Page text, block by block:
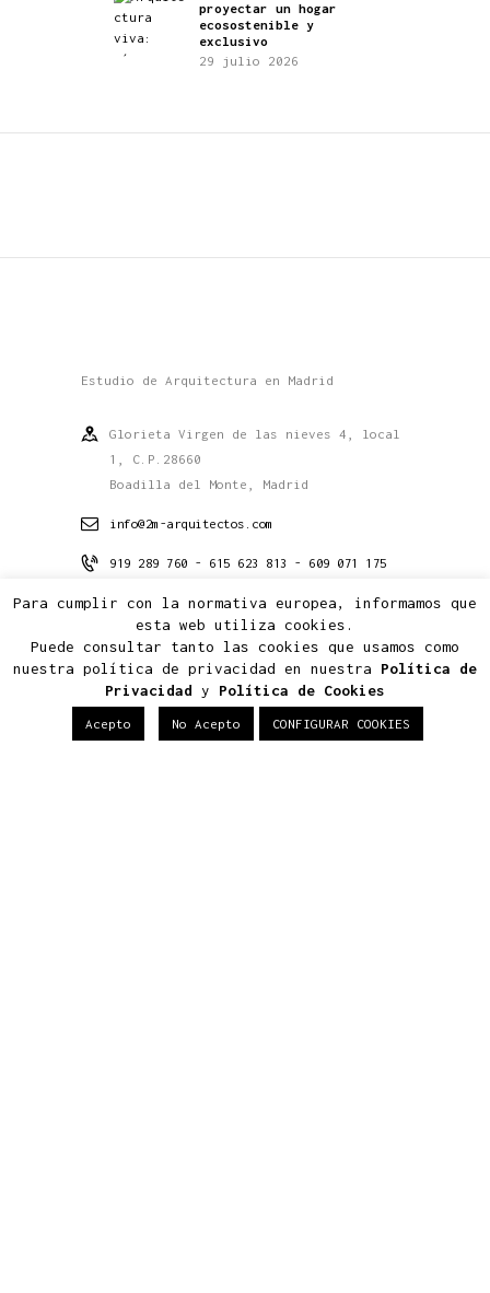
proyectar un hogar
ecosostenible y
exclusivo
29 julio 2026
Estudio de Arquitectura en Madrid
Glorieta Virgen de las nieves 4, local
1, C.P.28660
Boadilla del Monte, Madrid
info@2m-arquitectos.com
919 289 760 - 615 623 813 - 609 071 175
Conócenos
Estudio
Para cumplir con la normativa europea, informamos que
esta web utiliza cookies.
Puede consultar tanto las cookies que usamos como
nuestra política de privacidad en nuestra Política de
Privacidad y Política de Cookies
Acepto No Acepto CONFIGURAR COOKIES